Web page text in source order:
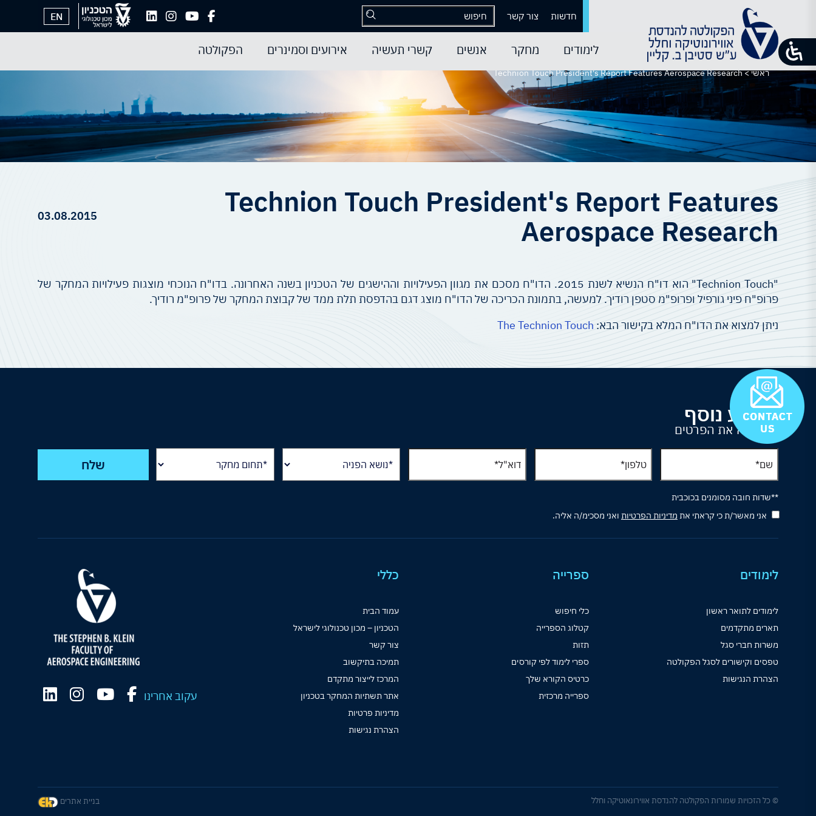
חדשות צור קשר EN
לימודים מחקר אנשים קשרי תעשיה אירועים וסמינרים הפקולטה
ראשי>
Technion Touch President's Report Features Aerospace Research
Technion Touch President's Report Features
Aerospace Research
03.08.2015
"Technion Touch" הוא דו"ח הנשיא לשנת 2015. הדו"ח מסכם את מגוון הפעילויות וההישגים של הטכניון בשנה האחרונה. בדו"ח הנוכחי מוצגות פעילויות המחקר של
פרופ"ח פיני גורפיל ופרופ"מ סטפן רודיך. למעשה, בתמונת הכריכה של הדו"ח מוצג דגם בהדפסת תלת ממד של קבוצת המחקר של פרופ"מ רודיך.
ניתן למצוא את הדו"ח המלא בקישור הבא: The Technion Touch
למידע נוסף
נא למלא את הפרטים
אני מאשר/ת כי קראתי את מדיניות הפרטיות ואני מסכימ/ה אליה.
**שדות חובה מסומנים בכוכבית
לימודים
לימודים לתואר ראשון
תארים מתקדמים
משרות חברי סגל
טפסים וקישורים לסגל הפקולטה
הצהרת הנגישות
ספרייה
כלי חיפוש
קטלוג הספרייה
תזות
ספרי לימוד לפי קורסים
כרטיס הקורא שלך
ספרייה מרכזית
כללי
עמוד הבית
הטכניון – מכון טכנולוגי לישראל
צור קשר
תמיכה בתיקשוב
המרכז לייצור מתקדם
אתר תשתיות המחקר בטכניון
מדיניות פרטיות
הצהרת נגישות
עקוב אחרינו
© כל הזכויות שמורות הפקולטה להנדסת אווירונאוטיקה וחלל בניית אתרים